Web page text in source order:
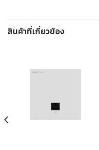
สินค้าที่เกี่ยวข้อง